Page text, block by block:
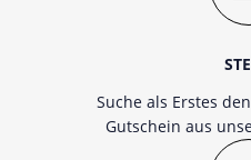
Suche als Erstes
Gutschein aus